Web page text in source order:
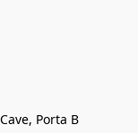
Porta B